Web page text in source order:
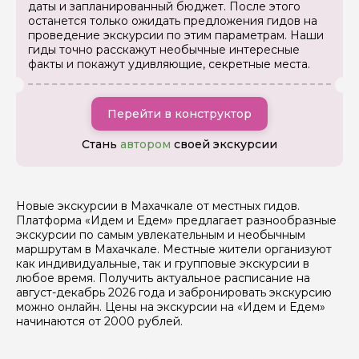
даты и запланированный бюджет. После этого
останется только ожидать предложения гидов на
проведение экскурсии по этим параметрам. Наши
гиды точно расскажут необычные интересные
факты и покажут удивляющие, секретные места.
Перейти в конструктор
Стань автором своей экскурсии
Новые экскурсии в Махачкале от местных гидов.
Платформа «Идем и Едем» предлагает разнообразные
экскурсии по самым увлекательным и необычным
маршрутам в Махачкале. Местные жители организуют
как индивидуальные, так и групповые экскурсии в
любое время. Получить актуальное расписание на
август-декабрь 2026 года и забронировать экскурсию
можно онлайн. Цены на экскурсии на «Идем и Едем»
начинаются от 2000 рублей.